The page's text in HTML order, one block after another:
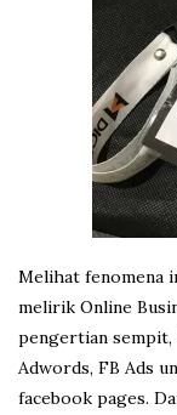
Melihat fenomena
melirik Online
pengertian sempit,
Adwords, FB Ads
facebook pages.